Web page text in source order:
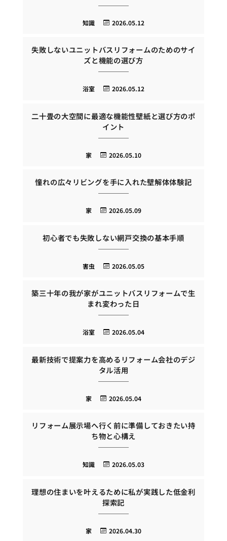
2026.05.12
知識
失敗しないユニットバスリフォームのためのサイ
ズと機能の選び方
2026.05.12
浴室
二十畳の大空間に最適な機能性壁紙と選び方のポ
イント
2026.05.10
家
憧れの広々リビングを手に入れた壁解体体験記
2026.05.09
家
初心者でも失敗しない網戸交換の基本手順
2026.05.05
害虫
築三十年の我が家がユニットバスリフォームで生
まれ変わった日
2026.05.04
浴室
最新技術で提案力を高めるリフォーム会社のデジ
タル活用
2026.05.04
家
リフォーム展示場へ行く前に準備しておきたい持
ち物と心構え
2026.05.03
知識
理想の住まいを叶えるために私が実践した低金利
探索記
2026.04.30
家